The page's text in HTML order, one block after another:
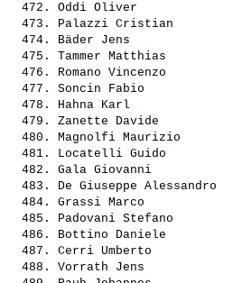
  472.
Oddi Oliver
  473.
Palazzi Cristian
  474.
Bäder Jens
  475.
Tammer Matthias
  476.
Romano Vincenzo
  477.
Soncin Fabio
  478.
Hahna Karl
  479.
Zanette Davide
  480.
Magnolfi Maurizio
  481.
Locatelli Guido
  482.
Gala Giovanni
  483.
De Giuseppe Alessandro
  484.
Grassi Marco
  485.
Padovani Stefano
  486.
Bottino Daniele
  487.
Cerri Umberto
  488.
Vorrath Jens